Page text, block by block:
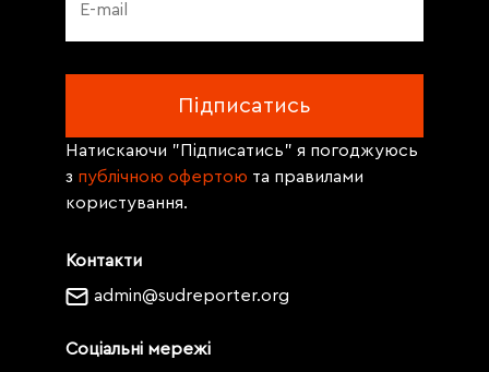
Контакти
admin@sudreporter.org
Соціальні мережі
Натискаючи "Підписатись" я погоджуюсь
з публічною офертою та правилами
користування.